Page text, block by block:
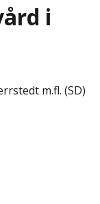
i
m.fl. (SD)